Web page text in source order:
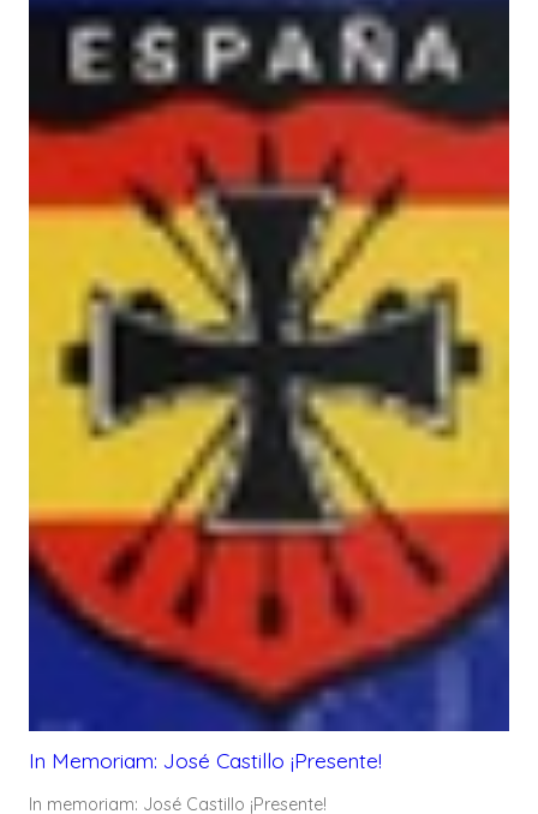
In Memoriam: José Castillo ¡Presente!
In memoriam: José Castillo ¡Presente!